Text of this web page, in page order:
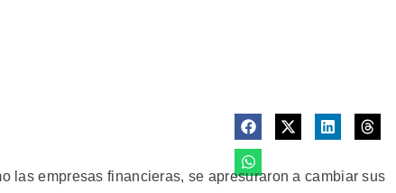
las empresas financieras, se apresuraron a cambiar sus